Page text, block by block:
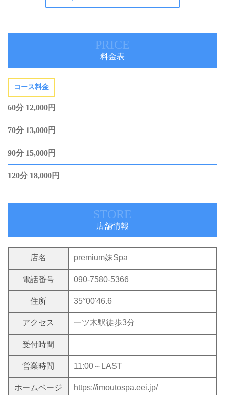
PRICE
料金表
コース料金
60分 12,000円
70分 13,000円
90分 15,000円
120分 18,000円
STORE
店舗情報
店名 premium妹Spa
電話番号 090-7580-5366
住所 35°00'46.6
アクセス 一ツ木駅徒歩3分
受付時間
営業時間 11:00～LAST
ホームページ https://imoutospa.eei.jp/